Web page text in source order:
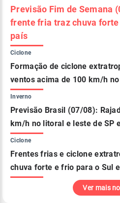
Previsão Fim de Semana
frente fria traz chuva
país
Ciclone
Formação de ciclone
ventos acima de 100 km/h no
Inverno
Previsão Brasil (07/08):
km/h no litoral e leste de SP
Ciclone
Frentes frias e ciclone
chuva forte e frio para o Sul
Ver mais